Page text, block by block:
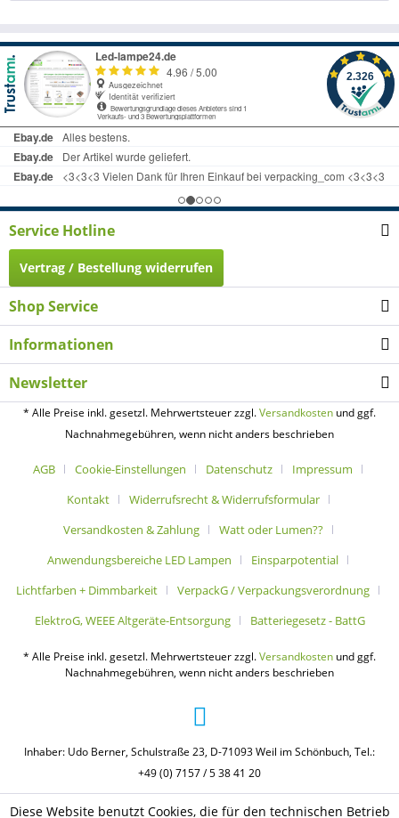
Service Hotline
Vertrag / Bestellung widerrufen
Shop Service
Informationen
Newsletter
* Alle Preise inkl. gesetzl. Mehrwertsteuer zzgl.Versandkosten und ggf.
Nachnahmegebühren, wenn nicht anders beschrieben
AGB Cookie-Einstellungen Datenschutz
Impressum
Kontakt
Widerrufsrecht & Widerrufsformular
Versandkosten & Zahlung
Watt oder Lumen??
Anwendungsbereiche LED Lampen
Einsparpotential
Lichtfarben + Dimmbarkeit
VerpackG / Verpackungsverordnung
ElektroG, WEEE Altgeräte-Entsorgung
Batteriegesetz - BattG
* Alle Preise inkl. gesetzl. Mehrwertsteuer zzgl.Versandkosten und ggf.
Nachnahmegebühren, wenn nicht anders beschrieben
Inhaber: Udo Berner, Schulstraße 23, D-71093 Weil im Schönbuch, Tel.:
+49 (0) 7157 / 5 38 41 20
Diese Website benutzt Cookies, die für den technischen Betrieb